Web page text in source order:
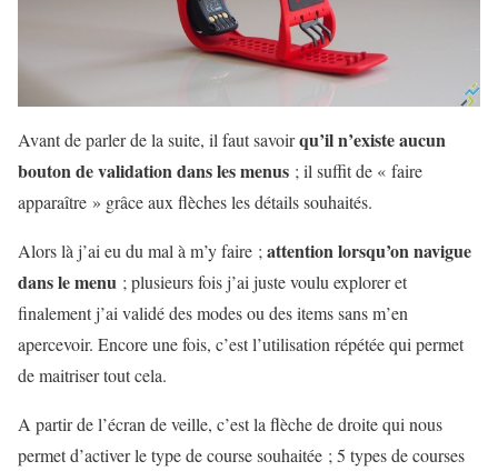
Avant de parler de la suite, il faut savoirqu’il n’existe aucun
bouton de validation dans les menus ; il suffit de « faire
apparaître » grâce aux flèches les détails souhaités.
Alors là j’ai eu du mal à m’y faire ; attention lorsqu’on navigue
dans le menu ; plusieurs fois j’ai juste voulu explorer et
finalement j’ai validé des modes ou des items sans m’en
apercevoir. Encore une fois, c’est l’utilisation répétée qui permet
de maitriser tout cela.
A partir de l’écran de veille, c’est la flèche de droite qui nous
permet d’activer le type de course souhaitée ; 5 types de courses